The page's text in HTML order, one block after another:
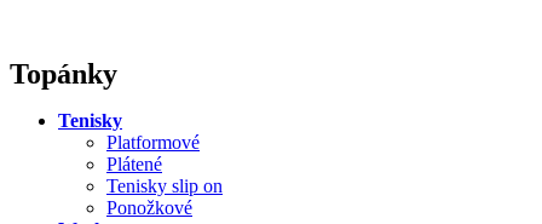
Topánky
Tenisky
Platformové
Plátené
Tenisky slip on
Ponožkové